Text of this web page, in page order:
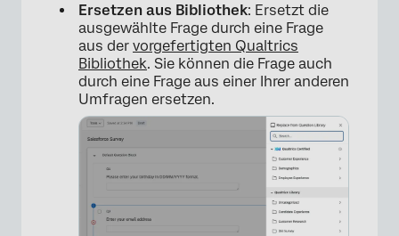
Ersetzen aus Bibliothek: Ersetzt die
ausgewählte Frage durch eine Frage
aus der vorgefertigten Qualtrics
Bibliothek. Sie können die Frage auch
durch eine Frage aus einer Ihrer anderen
Umfragen ersetzen.